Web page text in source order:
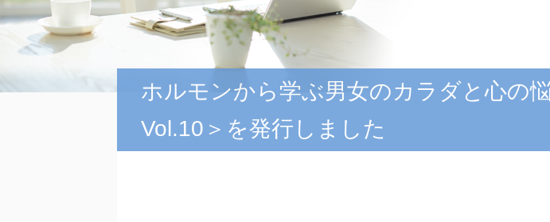
ホルモンから学ぶ男女のカラダと心の
Vol.10＞を発行しました